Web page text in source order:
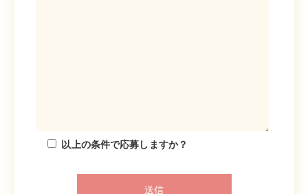
＊各種保険・年次有給休暇は法定通り
6ヶ月経過後の年次有給休暇日数：3日
＊勤務日数・就業時間・休日（土・日）は柔軟に対応できま
以上の条件で応募しますか？